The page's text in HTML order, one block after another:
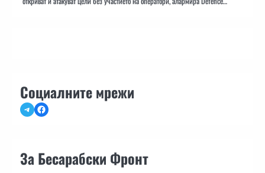
Социалните мрежи
TelegramFacebook
За Бесарабски Фронт